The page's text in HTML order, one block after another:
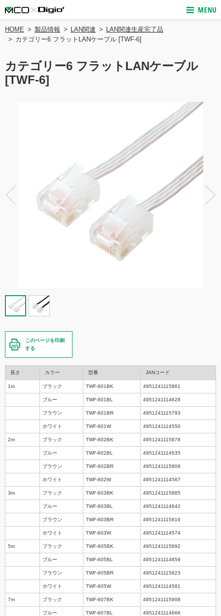
HOME 製品情報 LAN関連
LAN関連生産完了品
カテゴリー6 フラットLANケーブル [TWF-6]
カテゴリー6 フラットLANケーブル
[TWF-6]
このページを印刷
する
長さ カラー 型番 JANコード
1m ブラック TWF-601BK 4951241115861
ブルー TWF-601BL 4951241114628
ブラウン TWF-601BR 4951241115793
ホワイト TWF-601W 4951241114550
2m ブラック TWF-602BK 4951241115878
ブルー TWF-602BL 4951241114635
ブラウン TWF-602BR 4951241115809
ホワイト TWF-602W 4951241114567
3m ブラック TWF-603BK 4951241115885
ブルー TWF-603BL 4951241114642
ブラウン TWF-603BR 4951241115816
ホワイト TWF-603W 4951241114574
5m ブラック TWF-605BK 4951241115892
ブルー TWF-605BL 4951241114659
ブラウン TWF-605BR 4951241115823
ホワイト TWF-605W 4951241114581
7m ブラック TWF-607BK 4951241115908
ブルー TWF-607BL 4951241114666